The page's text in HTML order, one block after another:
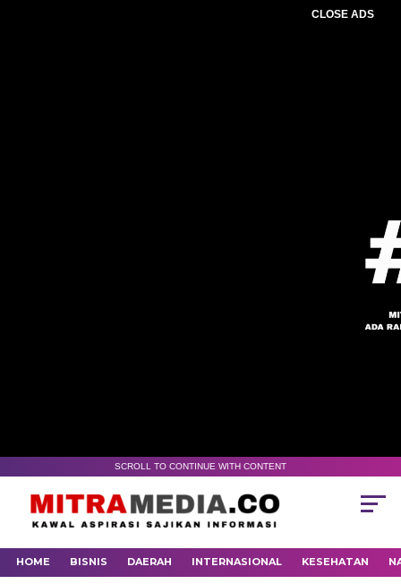
CLOSE ADS
SCROLL TO CONTINUE WITH CONTENT
HOME BISNIS DAERAH INTERNASIONAL KESEHATAN